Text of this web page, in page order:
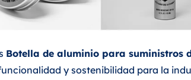
Botella de aluminio para suministros
y sostenibilidad para la